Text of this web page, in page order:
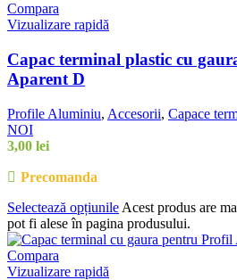
Compara
Vizualizare rapidă
Capac terminal plastic cu
Aparent D
Profile Aluminiu, Accesorii, Capace
NOI
3,00 lei
Precomanda
Selectează opțiunile Acest produs are
pot fi alese în pagina produsului.
Compara
Vizualizare rapidă